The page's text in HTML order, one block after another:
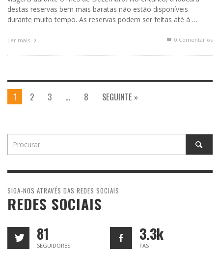
destas reservas bem mais baratas não estão disponíveis
durante muito tempo. As reservas podem ser feitas até à …
Ler mais 0 Comentários
1 2 3 … 8 SEGUINTE »
SIGA-NOS ATRAVÉS DAS REDES SOCIAIS
REDES SOCIAIS
81
SEGUIDORES
3.3k
FÃS